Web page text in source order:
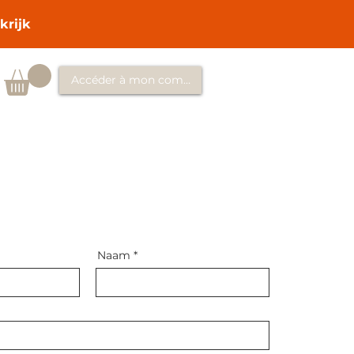
Accéder à mon compte
Naam